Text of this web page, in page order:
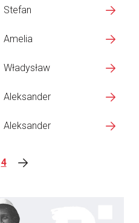
Stefan
Amelia
Władysław
Aleksander
Aleksander
4